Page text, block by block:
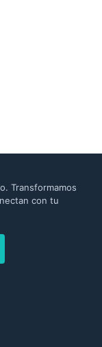
Transformamos
con tu